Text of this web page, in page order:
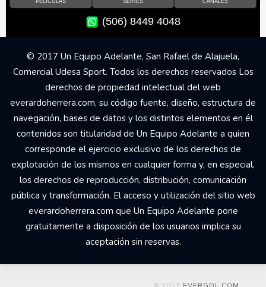
PELÍCULAS SERIES CANALES
(506) 8449 4048
© 2017 Un Equipo Adelante, San Rafael de Alajuela,
Comercial Udesa Sport. Todos los derechos reservados Los
derechos de propiedad intelectual del web
everardoherrera.com, su código fuente, diseño, estructura de
navegación, bases de datos y los distintos elementos en él
contenidos son titularidad de Un Equipo Adelante a quien
corresponde el ejercicio exclusivo de los derechos de
explotación de los mismos en cualquier forma y, en especial,
los derechos de reproducción, distribución, comunicación
pública y transformación. El acceso y utilización del sitio web
everardoherrera.com que Un Equipo Adelante pone
gratuitamente a disposición de los usuarios implica su
aceptación sin reservas.